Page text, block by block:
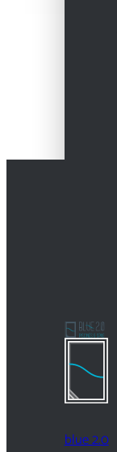
blue 2.0